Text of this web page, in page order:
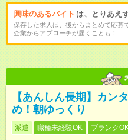
興味のあるバイト は、とりあえ
保存した求人は、後からまとめて応募
企業からアプローチが届くことも！
【あんしん長期】カン
め！朝ゆっくり
派遣 職種未経験OK ブランク